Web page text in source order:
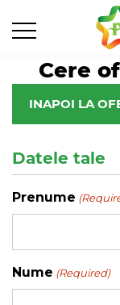
Cere
INAPOI LA
Datele tale
Prenume
Nume (Required)